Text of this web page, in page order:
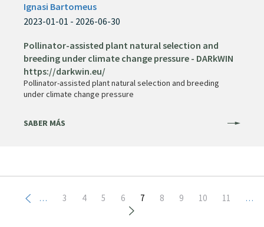
Ignasi Bartomeus
2023-01-01 - 2026-06-30
Pollinator-assisted plant natural selection and
breeding under climate change pressure - DARkWIN
https://darkwin.eu/
Pollinator-assisted plant natural selection and breeding
under climate change pressure
SABER MÁS
… Page
3 Page
4 Page
5 Page
6
Página
7 Page
8 Page
9 Page
10 Page
11 …